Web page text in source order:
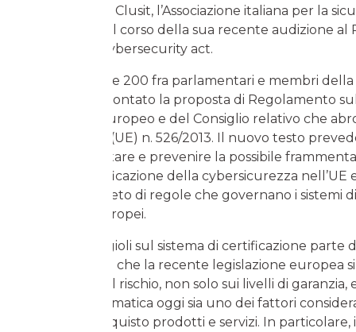
presidente del Clusit, l’Associazione italiana per la
informatica, nel corso della sua recente audizione al
Europeo sul cybersecurity act.
Di fronte a oltre 200 fra parlamentari e membri della
Faggioli ha affrontato la proposta di Regolamento
Parlamento Europeo e del Consiglio relativo che
Regolamento (UE) n. 526/2013. Il nuovo testo
misure per evitare e prevenire la possibile
sistemi di certificazione della cybersicurezza
quadro completo di regole che governano i sistemi
informatica europei.
L’analisi di Faggioli sul sistema di certificazione parte
considerazione che la recente legislazione europea
mitigazione del rischio, non solo sui livelli di garanzia,
sicurezza informatica oggi sia uno dei fattori
decisione di acquisto prodotti e servizi. In